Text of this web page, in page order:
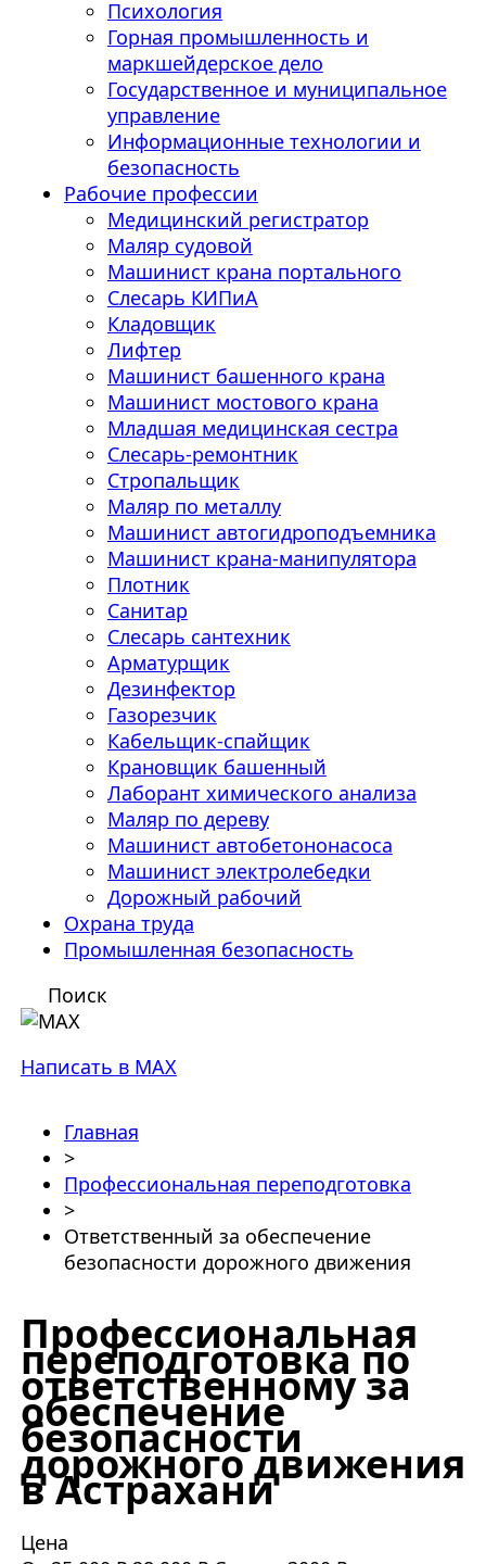
Психология
Горная промышленность и
маркшейдерское дело
Государственное и муниципальное
управление
Информационные технологии и
безопасность
Рабочие профессии
Медицинский регистратор
Маляр судовой
Машинист крана портального
Слесарь КИПиА
Кладовщик
Лифтер
Машинист башенного крана
Машинист мостового крана
Младшая медицинская сестра
Слесарь-ремонтник
Стропальщик
Маляр по металлу
Машинист автогидроподъемника
Машинист крана-манипулятора
Плотник
Санитар
Слесарь сантехник
Арматурщик
Дезинфектор
Газорезчик
Кабельщик-спайщик
Крановщик башенный
Лаборант химического анализа
Маляр по дереву
Машинист автобетононасоса
Машинист электролебедки
Дорожный рабочий
Охрана труда
Промышленная безопасность
Поиск
Написать в MAX
Главная
>
Профессиональная переподготовка
>
Ответственный за обеспечение
безопасности дорожного движения
Профессиональная
переподготовка по
ответственному за
обеспечение
безопасности
дорожного движения
в Астрахани
Цена